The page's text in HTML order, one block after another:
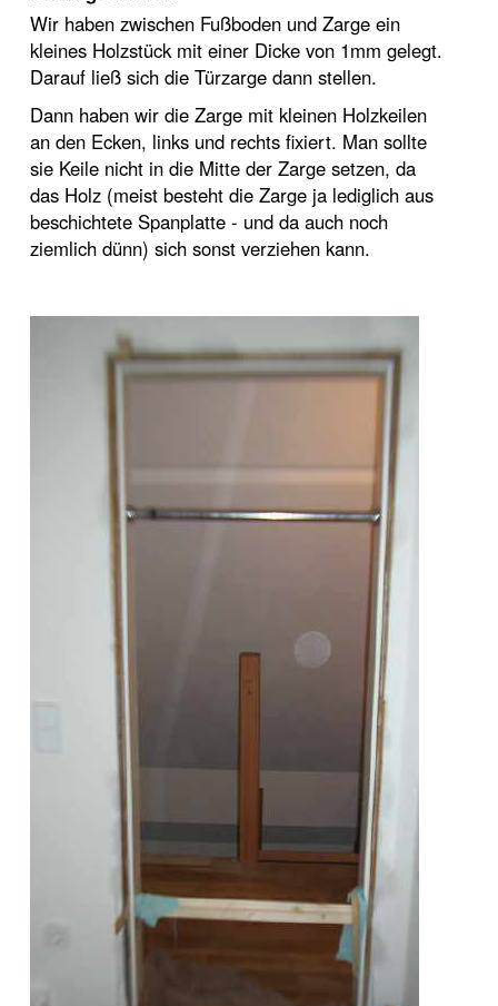
Wir haben zwischen Fußboden und Zarge ein
kleines Holzstück mit einer Dicke von 1mm gelegt.
Darauf ließ sich die Türzarge dann stellen.
Dann haben wir die Zarge mit kleinen Holzkeilen
an den Ecken, links und rechts fixiert. Man sollte
sie Keile nicht in die Mitte der Zarge setzen, da
das Holz (meist besteht die Zarge ja lediglich aus
beschichtete Spanplatte - und da auch noch
ziemlich dünn) sich sonst verziehen kann.